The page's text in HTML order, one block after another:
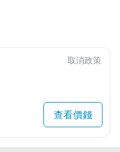
取消政策
查看價錢